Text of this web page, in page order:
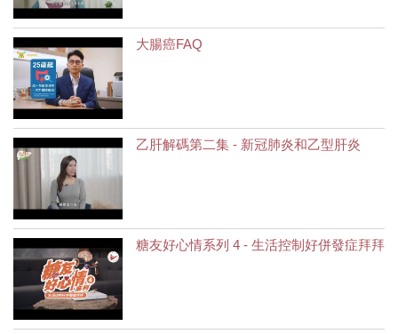
大腸癌FAQ
乙肝解碼第二集 - 新冠肺炎和乙型肝炎
糖友好心情系列 4 - 生活控制好併發症拜拜